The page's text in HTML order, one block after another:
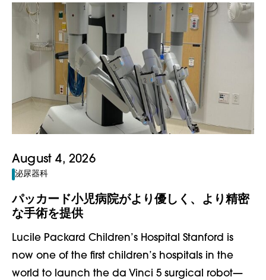
August 4, 2026
泌尿器科
パッカード小児病院がより優しく、より精密
な手術を提供
Lucile Packard Children’s Hospital Stanford is
now one of the first children’s hospitals in the
world to launch the da Vinci 5 surgical robot—